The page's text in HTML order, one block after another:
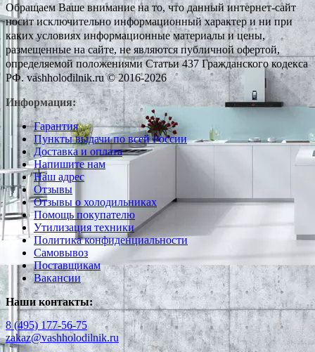
Обращаем Ваше внимание на то, что данный интернет-сайт
носит исключительно информационный характер и ни при
каких условиях информационные материалы и цены,
размещенные на сайте, не являются публичной офертой,
определяемой положениями Статьи 437 Гражданского кодекса
РФ. vashholodilnik.ru © 2016-2026
Информация:
Гарантия
Пункты выдачи по всей России
Доставка и оплата
Напишите нам
Наш адрес
Отзывы
Отзывы о холодильниках
Помощь покупателю
Утилизация техники
Политика конфиденциальности
Самовывоз
Поставщикам
Вакансии
Наши контакты:
8 (495) 177-56-75
zakaz@vashholodilnik.ru